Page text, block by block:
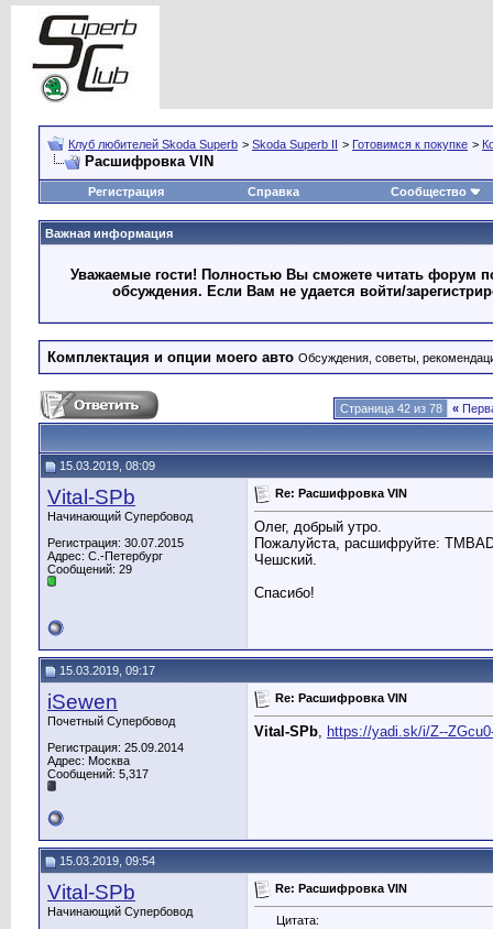
Клуб любителей Skoda Superb > Skoda Superb II > Готовимся к покупке >
Расшифровка VIN
Регистрация Справка Сообщество
Важная информация
Уважаемые гости! Полностью Вы сможете читать форум
обсуждения. Если Вам не удается войти/
Комплектация и опции моего авто Обсуждения, советы,
Страница 42 из 78 «
15.03.2019, 08:09
Vital-SPb
Начинающий Супербовод
Регистрация: 30.07.2015
Адрес: С.-Петербург
Сообщений: 29
Re: Расшифровка VIN
Олег, добрый утро.
Пожалуйста, расшифруйте:
Чешский.
Спасибо!
15.03.2019, 09:17
iSewen
Почетный Супербовод
Регистрация: 25.09.2014
Адрес: Москва
Сообщений: 5,317
Re: Расшифровка VIN
Vital-SPb, https://yadi.sk/i/Z--
15.03.2019, 09:54
Vital-SPb
Начинающий Супербовод
Re: Расшифровка VIN
Цитата: